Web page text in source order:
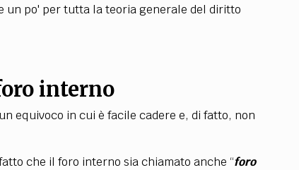
un po' per tutta la teoria generale del diritto
interno
equivoco in cui è facile cadere e, di fatto, non
che il foro interno sia chiamato anche “foro